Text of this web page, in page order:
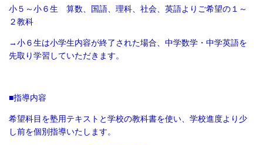
小５～小６生 算数、国語、理科、社会、英語よりご希望の１～
２教科
→小６生は小学生内容が終了された場合、中学数学・中学英語を
先取り学習していただきます。
■指導内容
希望科目を塾用テキストと学校の教科書を使い、学校進度より少
し前を個別指導いたします。